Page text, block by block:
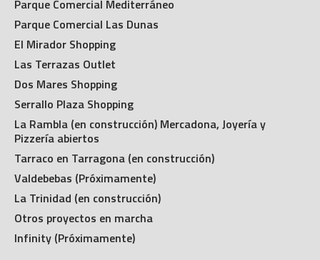
Parque Comercial Mediterráneo
Parque Comercial Las Dunas
El Mirador Shopping
Las Terrazas Outlet
Dos Mares Shopping
Serrallo Plaza Shopping
La Rambla (en construcción) Mercadona, Joyería y
Pizzería abiertos
Tarraco en Tarragona (en construcción)
Valdebebas (Próximamente)
La Trinidad (en construcción)
Otros proyectos en marcha
Infinity (Próximamente)